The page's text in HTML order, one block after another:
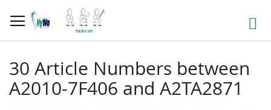
zum
Inhalt
Suche
30 Article Numbers between
A2010-7F406 and A2TA2871